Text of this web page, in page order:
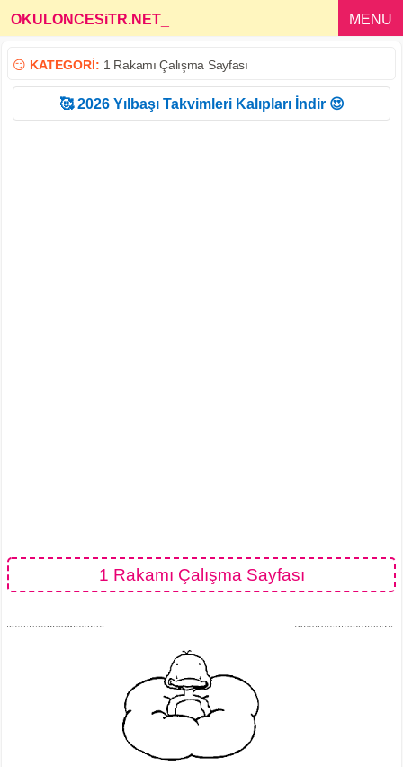
OKULONCESiTR.NET MENU
😏 KATEGORİ: 1 Rakamı Çalışma Sayfası
🥰 2026 Yılbaşı Takvimleri Kalıpları İndir 😍
1 Rakamı Çalışma Sayfası